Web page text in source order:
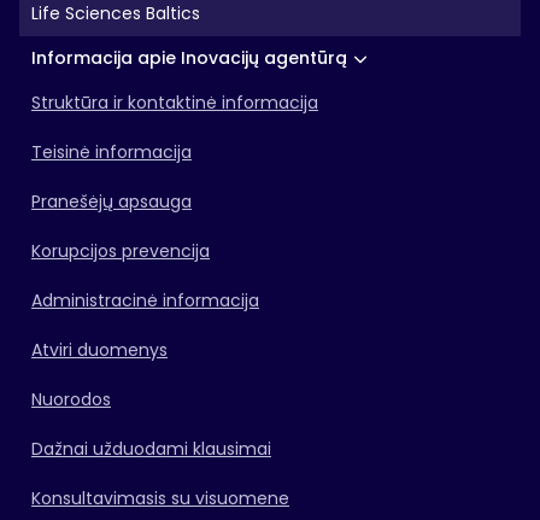
Life Sciences Baltics
Informacija apie Inovacijų agentūrą
Struktūra ir kontaktinė informacija
Teisinė informacija
Pranešėjų apsauga
Korupcijos prevencija
Administracinė informacija
Atviri duomenys
Nuorodos
Dažnai užduodami klausimai
Konsultavimasis su visuomene